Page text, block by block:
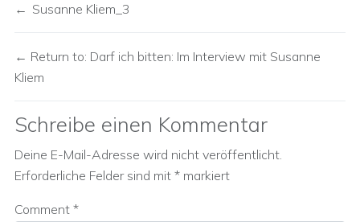
Susanne Kliem_3
Return to: Darf ich bitten: Im Interview mit Susanne
Kliem
Schreibe einen Kommentar
Deine E-Mail-Adresse wird nicht veröffentlicht.
Erforderliche Felder sind mit * markiert
Comment *